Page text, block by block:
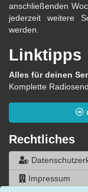
anschließenden
jederzeit weitere
werden.
Linktipps
Alles für deinen
Komplette
Rechtliches
Impressum